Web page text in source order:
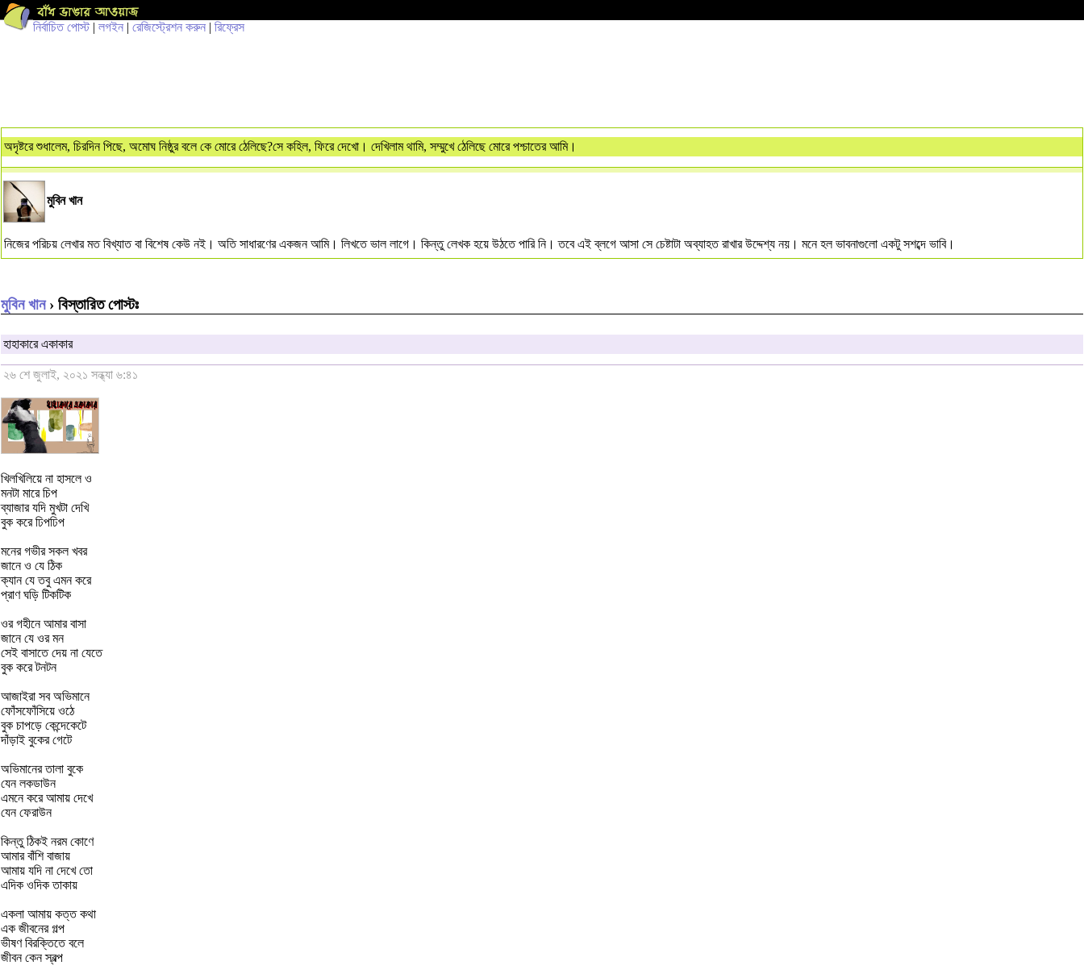
নির্বাচিত পোস্ট| লগইন | রেজিস্ট্রেশন করুন | রিফ্রেস
অদৃষ্টরে শুধালেম, চিরদিন পিছে, অমোঘ নিষ্ঠুর বলে কে মোরে ঠেলিছে?সে কহিল, ফিরে দেখো। দেখিলাম থামি, সম্মুখে ঠেলিছে মোরে পশ্চাতের আমি।
মুবিন খান
নিজের পরিচয় লেখার মত বিখ্যাত বা বিশেষ কেউ নই। অতি সাধারণের একজন আমি। লিখতে ভাল লাগে। কিন্তু লেখক হয়ে উঠতে পারি নি। তবে এই ব্লগে আসা সে চেষ্টাটা অব্যাহত রাখার উদ্দেশ্য নয়। মনে হল ভাবনাগুলো একটু সশব্দে ভাবি।
মুবিন খান› বিস্তারিত পোস্টঃ
হাহাকারে একাকার
২৬ শে জুলাই, ২০২১ সন্ধ্যা ৬:৪১
খিলখিলিয়ে না হাসলে ও
মনটা মারে চিপ
ব্যাজার যদি মুখটা দেখি
বুক করে ঢিপঢিপ
মনের গভীর সকল খবর
জানে ও যে ঠিক
ক্যান যে তবু এমন করে
প্রাণ ঘড়ি টিকটিক
ওর গহীনে আমার বাসা
জানে যে ওর মন
সেই বাসাতে দেয় না যেতে
বুক করে টনটন
আজাইরা সব অভিমানে
ফোঁসফোঁসিয়ে ওঠে
বুক চাপড়ে কেন্দেকেটে
দাঁড়াই বুকের গেটে
অভিমানের তালা বুকে
যেন লকডাউন
এমনে করে আমায় দেখে
যেন ফেরাউন
কিন্তু ঠিকই নরম কোণে
আমার বাঁশি বাজায়
আমায় যদি না দেখে তো
এদিক ওদিক তাকায়
একলা আমায় কত্ত কথা
এক জীবনের গল্প
ভীষণ বিরক্তিতে বলে
জীবন কেন স্বল্প